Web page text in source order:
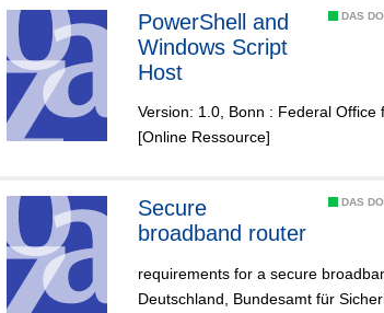
DAS
PowerShell and
Windows Script
Host
Version: 1.0, Bonn : Federal
[Online Ressource]
DAS
Secure
broadband router
requirements for a secure
Deutschland, Bundesamt für